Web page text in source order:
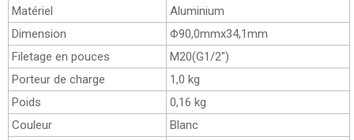
Matériel
Aluminium
Dimension
Φ90,0mmx34,1mm
Filetage en pouces
M20(G1/2")
Porteur de charge
1,0 kg
Poids
0,16 kg
Couleur
Blanc